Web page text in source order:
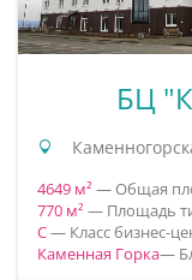
БЦ
4649 м² — Общая
770 м² — Площадь
C— Класс бизнес-
Каменная Горка—